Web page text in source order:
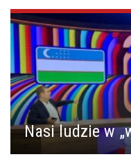
Nasi ludzie w